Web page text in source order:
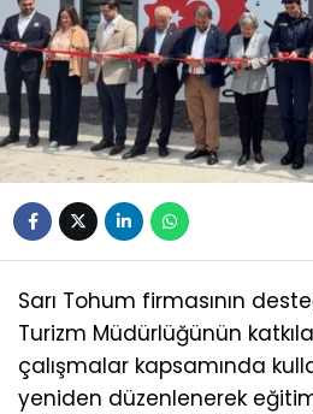
Sarı Tohum firmasının
Turizm Müdürlüğünün
çalışmalar kapsamında
yeniden düzenlenerek